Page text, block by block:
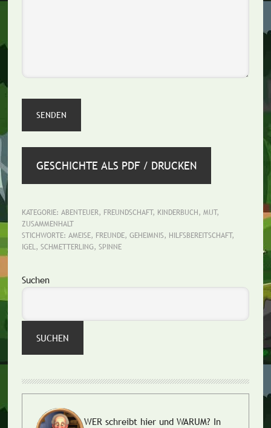
GESCHICHTE ALS PDF / DRUCKEN
KATEGORIE: ABENTEUER, FREUNDSCHAFT, KINDERBUCH, MUT,
ZUSAMMENHALT
STICHWORTE: AMEISE, FREUNDE, GEHEIMNIS, HILFSBEREITSCHAFT,
IGEL, SCHMETTERLING, SPINNE
Seitenspalte
Suchen
SUCHEN
WER schreibt hier und WARUM? In